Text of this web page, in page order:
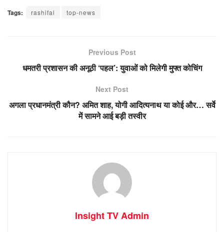
Tags: rashifal top-news
Previous Post
धमतरी प्रशासन की अनूठी ‘पहल’: युवाओं को मिलेगी मुफ्त कोचिंग
Next Post
अगला प्रधानमंत्री कौन? अमित शाह, योगी आदित्यनाथ या कोई और… सर्वे
में सामने आई बड़ी तस्वीर
Insight TV Admin